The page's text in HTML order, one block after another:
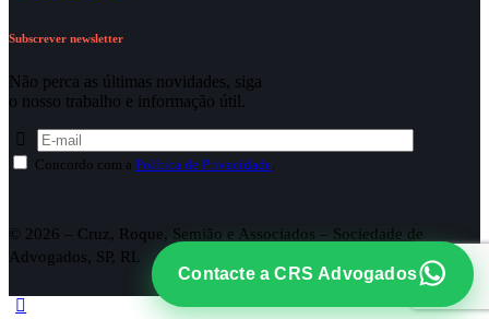
Subscrever newsletter
Não perca as últimas novidades, siga
o nosso trabalho e informação útil.
Concordo com a Política de Privacidade
© 2026 – Cruz, Roque, Semião e Associados – Sociedade de
Advogados, SP, RL
Contacte a CRS Advogados